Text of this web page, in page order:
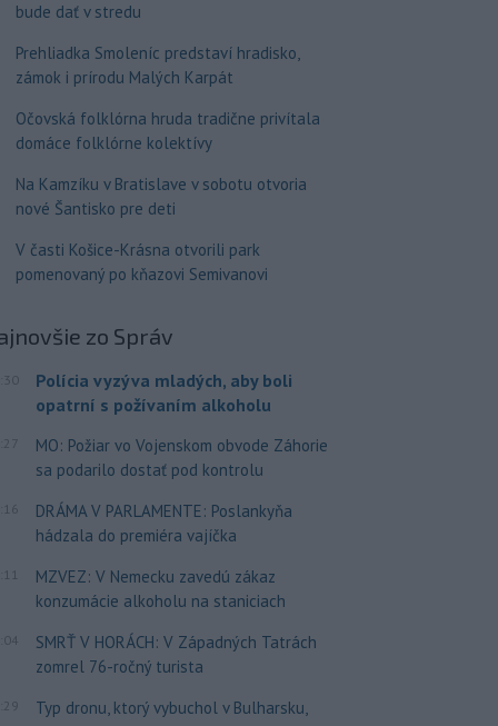
bude dať v stredu
Prehliadka Smoleníc predstaví hradisko,
zámok i prírodu Malých Karpát
Očovská folklórna hruda tradične privítala
domáce folklórne kolektívy
Na Kamzíku v Bratislave v sobotu otvoria
nové Šantisko pre deti
V časti Košice-Krásna otvorili park
pomenovaný po kňazovi Semivanovi
zo Správ
Polícia vyzýva mladých, aby boli
opatrní s požívaním alkoholu
MO: Požiar vo Vojenskom obvode Záhorie
sa podarilo dostať pod kontrolu
DRÁMA V PARLAMENTE: Poslankyňa
hádzala do premiéra vajíčka
MZVEZ: V Nemecku zavedú zákaz
konzumácie alkoholu na staniciach
SMRŤ V HORÁCH: V Západných Tatrách
zomrel 76-ročný turista
Typ dronu, ktorý vybuchol v Bulharsku,